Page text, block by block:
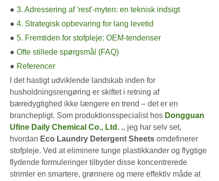
● 3. Adressering af 'rest'-myten: en teknisk indsigt
● 4. Strategisk opbevaring for lang levetid
● 5. Fremtiden for stofpleje: OEM-tendenser
● Ofte stillede spørgsmål (FAQ)
● Referencer
I det hastigt udviklende landskab inden for
husholdningsrengøring er skiftet i retning af
bæredygtighed ikke længere en trend – det er en
branchepligt. Som produktionsspecialist hos Dongguan
Ufine Daily Chemical Co., Ltd. ., jeg har selv set,
hvordan Eco Laundry Detergent Sheets omdefinerer
stofpleje. Ved at eliminere tunge plastikkander og flygtige
flydende formuleringer tilbyder disse koncentrerede
strimler en smartere, grønnere og mere effektiv måde at